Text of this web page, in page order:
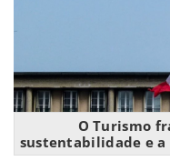
O Turismo
sustentabilidade e